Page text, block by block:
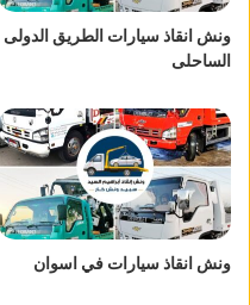
ونش انقاذ سيارات الطريق الدولى
الساحلى
ونش انقاذ سيارات في اسوان